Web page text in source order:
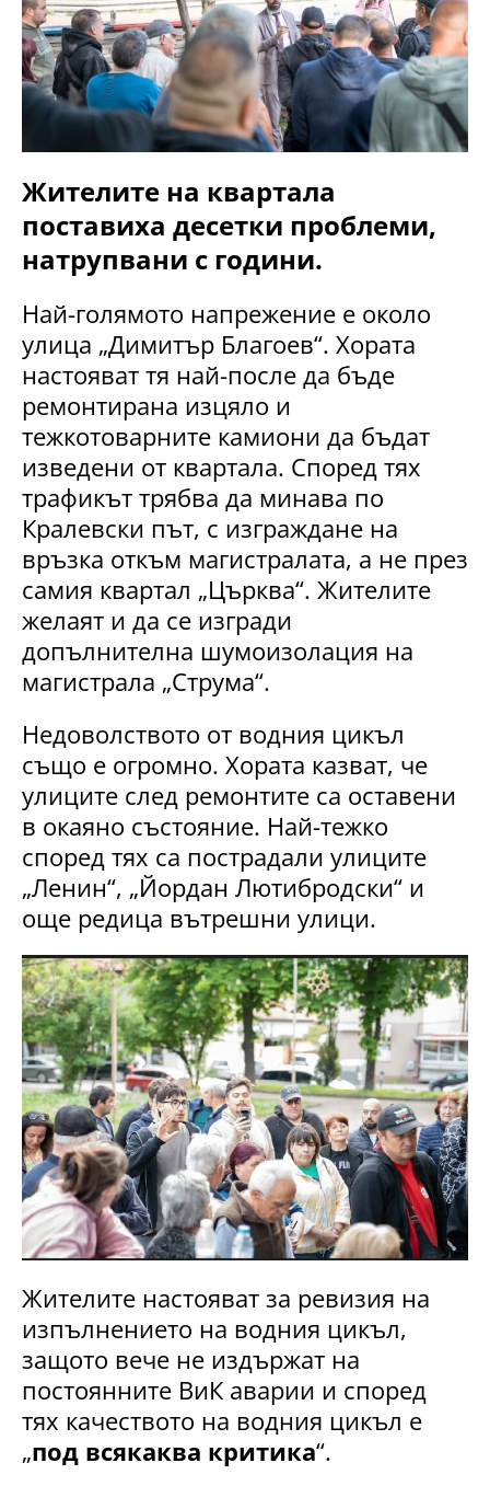
Жителите на квартала
поставиха десетки проблеми,
натрупвани с години.
Най-голямото напрежение е около
улица „Димитър Благоев“. Хората
настояват тя най-после да бъде
ремонтирана изцяло и
тежкотоварните камиони да бъдат
изведени от квартала. Според тях
трафикът трябва да минава по
Кралевски път, с изграждане на
връзка откъм магистралата, а не през
самия квартал „Църква“. Жителите
желаят и да се изгради
допълнителна шумоизолация на
магистрала „Струма“.
Недоволството от водния цикъл
също е огромно. Хората казват, че
улиците след ремонтите са оставени
в окаяно състояние. Най-тежко
според тях са пострадали улиците
„Ленин“, „Йордан Лютибродски“ и
още редица вътрешни улици.
Жителите настояват за ревизия на
изпълнението на водния цикъл,
защото вече не издържат на
постоянните ВиК аварии и според
тях качеството на водния цикъл е
„под всякаква критика“.